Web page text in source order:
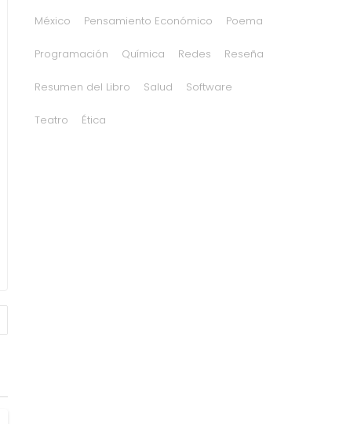
México Pensamiento Económico Poema
Programación Química Redes Reseña
Resumen del Libro Salud Software
Teatro Ética